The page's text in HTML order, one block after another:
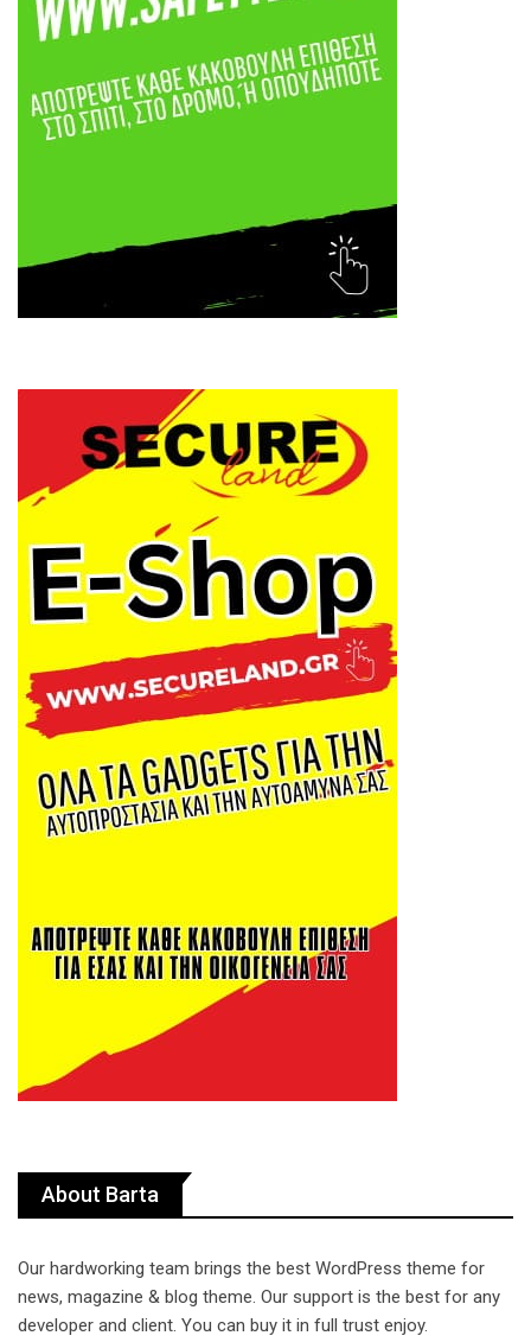
About Barta
Our hardworking team brings the best WordPress theme for
news, magazine & blog theme. Our support is the best for any
developer and client. You can buy it in full trust enjoy.